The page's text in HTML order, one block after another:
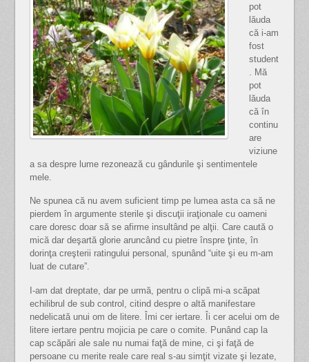
pot
lăuda
că i-am
fost
student
. Mă
pot
lăuda
că în
continu
are
viziune
a sa despre lume rezonează cu gândurile şi sentimentele
mele.
Ne spunea că nu avem suficient timp pe lumea asta ca să ne
pierdem în argumente sterile şi discuţii iraţionale cu oameni
care doresc doar să se afirme insultând pe alţii. Care caută o
mică dar deşartă glorie aruncând cu pietre înspre ţinte, în
dorinţa creşterii ratingului personal, spunând “uite şi eu m-am
luat de cutare”.
I-am dat dreptate, dar pe urmă, pentru o clipă mi-a scăpat
echilibrul de sub control, citind despre o altă manifestare
nedelicată unui om de litere. Îmi cer iertare. Îi cer acelui om de
litere iertare pentru mojicia pe care o comite. Punând cap la
cap scăpări ale sale nu numai faţă de mine, ci şi faţă de
persoane cu merite reale care real s-au simţit vizate şi lezate,